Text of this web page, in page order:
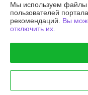
Информация для
Юридическое лицо:
"АГРОТЕХГРУПП"
Регистрационный номер
УНП: 192786651
Регистрационный орган:
Мы используем файлы
пользователей
рекомендаций. Вы
отключить их.